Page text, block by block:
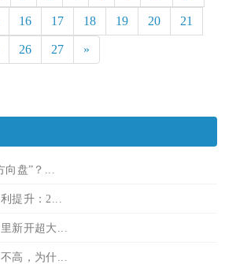
16 17 18 19 20 21
26 27 »
盘”？...
提升：2...
新开超大...
高，为什...